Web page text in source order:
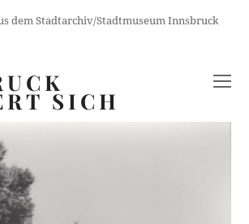
dem Stadtarchiv/Stadtmuseum Innsbruck
SICH